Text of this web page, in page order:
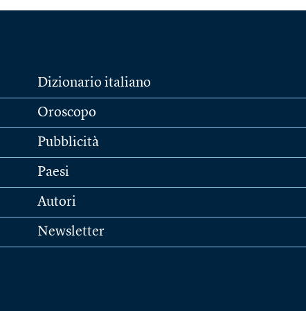
Dizionario italiano
Oroscopo
Pubblicità
Paesi
Autori
Newsletter